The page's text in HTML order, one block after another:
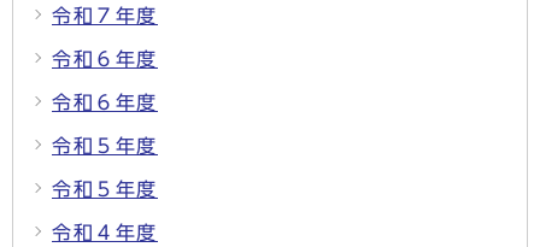
令和７年度
令和６年度
令和６年度
令和５年度
令和５年度
令和４年度